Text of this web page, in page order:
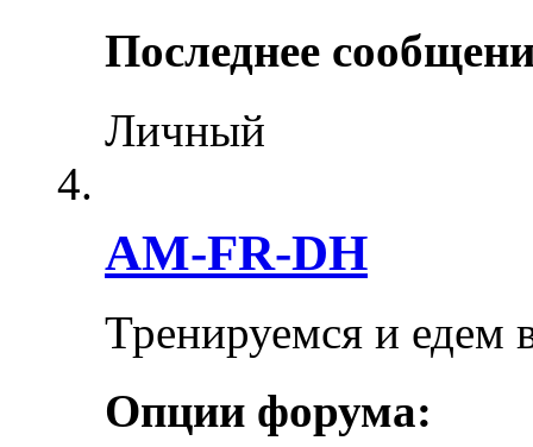
Последнее
Личный
AM-FR-DH
Тренируемся и едем
Опции форума: